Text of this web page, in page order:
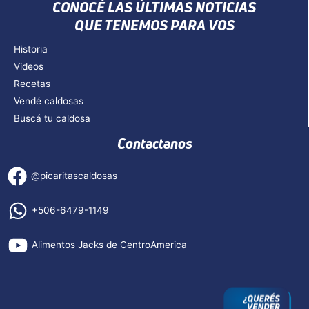
CONOCÉ LAS ÚLTIMAS NOTICIAS
QUE TENEMOS PARA VOS
Historia
Videos
Recetas
Vendé caldosas
Buscá tu caldosa
Contactanos
@picaritascaldosas
+506-6479-1149
Alimentos Jacks de CentroAmerica